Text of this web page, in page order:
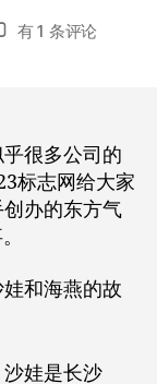
创
个
女
生
设
含
露
有 1 条评论
很多公司的
标志网给大家
办的东方气
和海燕的故
娃是长沙